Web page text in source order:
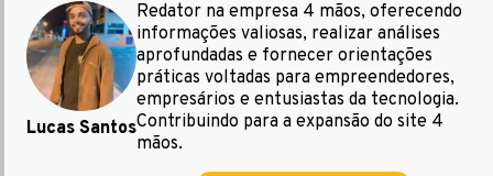
Lucas Santos
Redator na empresa 4 mãos, oferecendo
informações valiosas, realizar análises
aprofundadas e fornecer orientações
práticas voltadas para empreendedores,
empresários e entusiastas da tecnologia.
Contribuindo para a expansão do site 4
mãos.